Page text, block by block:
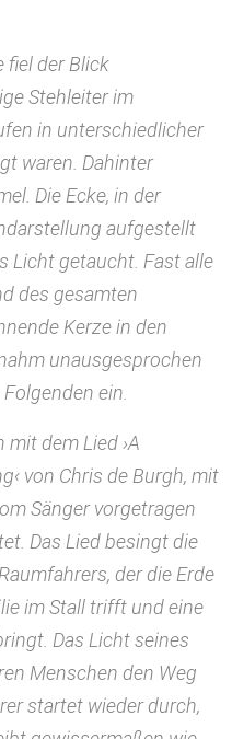
fiel der Blick
Stehleiter im
in unterschiedlicher
waren. Dahinter
Die Ecke, in der
aufgestellt
Licht getaucht. Fast alle
des gesamten
Kerze in den
unausgesprochen
ein.
dem Lied ›A
von Chris de Burgh, mit
Sänger vorgetragen
Das Lied besingt die
der die Erde
im Stall trifft und eine
Das Licht seines
Menschen den Weg
startet wieder durch,